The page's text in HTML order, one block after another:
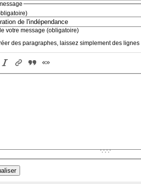
votre message (obligatoire)
des paragraphes, laissez simplement des lignes